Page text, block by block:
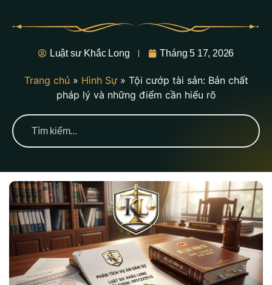
Luật sư Khắc Long Tháng 5 17, 2026
Trang chủ » Hình Sự» Tội cướp tài sản: Bản chất
pháp lý và những điểm cần hiểu rõ